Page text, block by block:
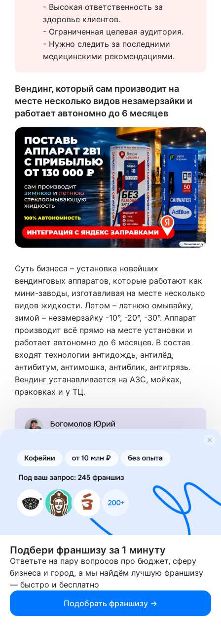
- Высокая ответственность за
здоровье клиентов.
- Ограниченная целевая аудитория.
- Нужно следить за последними
медицинскими рекомендациями.
Вендинг, который сам производит на
месте несколько видов незамерзайки и
работает автономно до 6 месяцев
Суть бизнеса – установка новейших
вендинговых аппаратов, которые работают как
мини-заводы, изготавливая на месте несколько
видов жидкости. Летом – летнюю омывайку,
зимой – незамерзайку -10°, -20°, -30°. Аппарат
производит всё прямо на месте установки и
работает автономно до 6 месяцев. В состав
входят технологии антидождь, антилёд,
антибитум, антимошка, антиблик, антигрязь.
Вендинг устанавливается на АЗС, мойках,
праковках и у ТЦ.
Рекомендуем обратиться к компании Car
Water. Она изготавливает и поставляет
такие аппараты и пока конкуренции у
бренда нет – это единственный поставщик
в РФ, который работает по франшизе. При
покупке от 10 аппаратов идёт
эксклюзивное право на территорию – вы
сможете полностью занять свой город,
или даже регион.
Место для установки – 1 м2, сотрудники не
требуются, бизнес пассивный, продажи 24 часа
в сутки, интеграция с яндекс заправками – все
клиенты будут видеть ваши точки на картах.
Подбери франшизу за 1 минуту
Ответьте на пару вопросов про бюджет, сферу
бизнеса и город, а мы найдём лучшую франшизу
— быстро и бесплатно
Подобрать франшизу →